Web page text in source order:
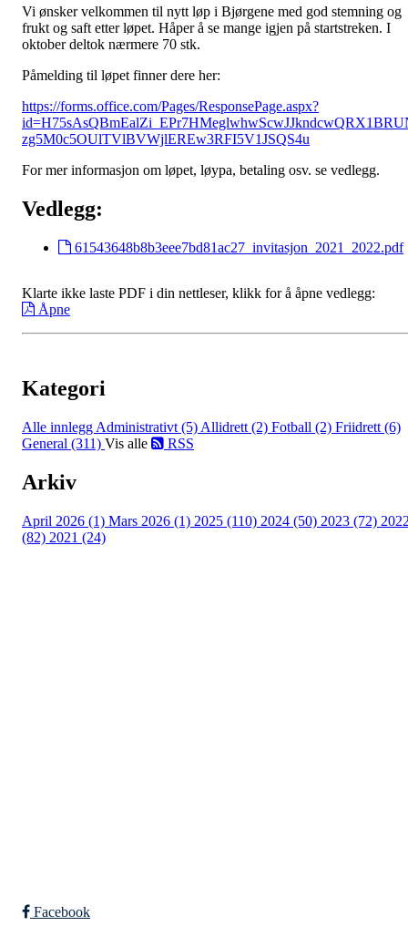
Vi ønsker velkommen til nytt løp i Bjørgene med god stemning og
frukt og saft etter løpet. Håper å se mange igjen på startstreken. I
oktober deltok nærmere 70 stk.
Påmelding til løpet finner dere her:
https://forms.office.com/Pages/ResponsePage.aspx?
zg5M0c5OUlTVlBVWjlEREw3RFI5V1JSQS4u
For mer informasjon om løpet, løypa, betaling osv. se vedlegg.
Vedlegg:
61543648b8b3eee7bd81ac27_invitasjon_2021_2022.pdf
Klarte ikke laste PDF i din nettleser, klikk for å åpne vedlegg:
Åpne
Kategori
Alle innlegg Administrativt (5) Allidrett (2) Fotball (2) Friidrett (6)
General (311) Vis alle RSS
Arkiv
April 2026 (1) Mars 2026 (1) 2025 (110) 2024 (50) 2023 (72)
(82) 2021 (24)
Facebook